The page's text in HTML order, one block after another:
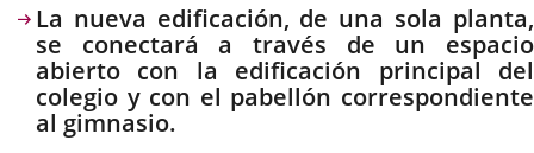
Descripción
La nueva edificación, de una sola planta,
se conectará a través de un espacio
abierto con la edificación principal del
colegio y con el pabellón correspondiente
al gimnasio.